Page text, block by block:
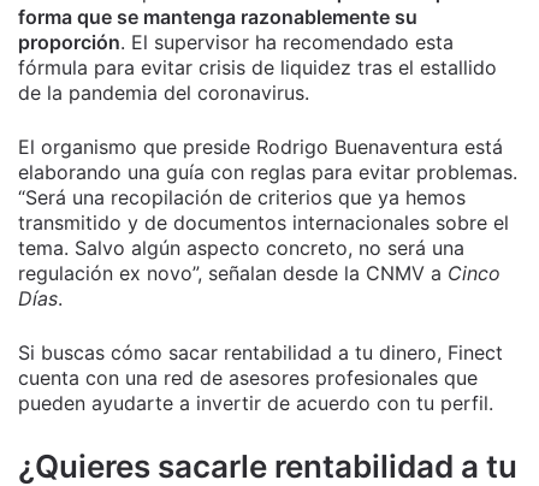
forma que se mantenga razonablemente su
proporción. El supervisor ha recomendado esta
fórmula para evitar crisis de liquidez tras el estallido
de la pandemia del coronavirus.
El organismo que preside Rodrigo Buenaventura está
elaborando una guía con reglas para evitar problemas.
“Será una recopilación de criterios que ya hemos
transmitido y de documentos internacionales sobre el
tema. Salvo algún aspecto concreto, no será una
regulación ex novo”, señalan desde la CNMV a Cinco
Días.
Si buscas cómo sacar rentabilidad a tu dinero, Finect
cuenta con una red de asesores profesionales que
pueden ayudarte a invertir de acuerdo con tu perfil.
¿Quieres sacarle rentabilidad a tu